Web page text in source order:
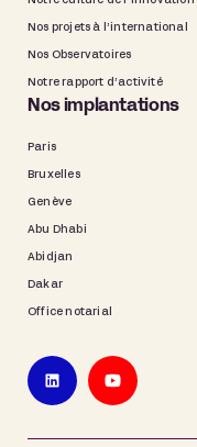
Nos projets à l’international
Nos Observatoires
Notre rapport d’activité
Nos implantations
Paris
Bruxelles
Genève
Abu Dhabi
Abidjan
Dakar
Office notarial